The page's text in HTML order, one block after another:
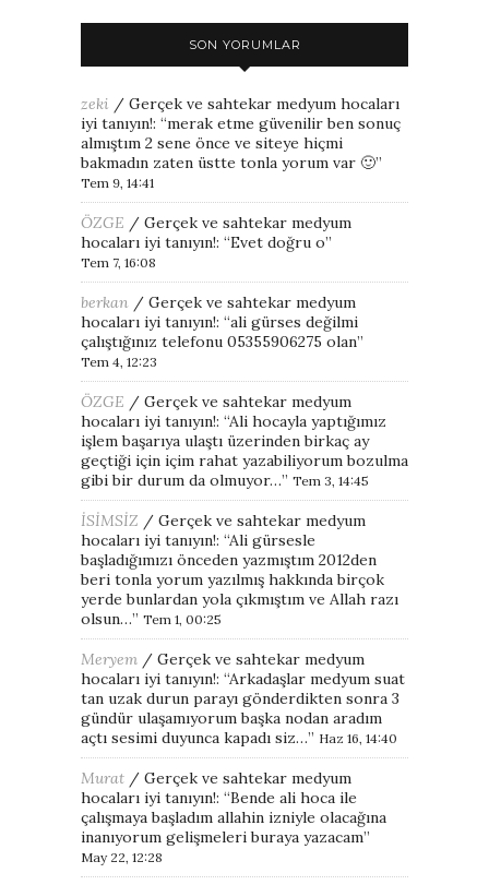
SON YORUMLAR
zeki / Gerçek ve sahtekar medyum hocaları
iyi tanıyın!: “merak etme güvenilir ben sonuç
almıştım 2 sene önce ve siteye hiçmi
bakmadın zaten üstte tonla yorum var 🙂”
Tem 9, 14:41
ÖZGE / Gerçek ve sahtekar medyum
hocaları iyi tanıyın!: “Evet doğru o”
Tem 7, 16:08
berkan / Gerçek ve sahtekar medyum
hocaları iyi tanıyın!: “ali gürses değilmi
çalıştığınız telefonu 05355906275 olan”
Tem 4, 12:23
ÖZGE / Gerçek ve sahtekar medyum
hocaları iyi tanıyın!: “Ali hocayla yaptığımız
işlem başarıya ulaştı üzerinden birkaç ay
geçtiği için içim rahat yazabiliyorum bozulma
gibi bir durum da olmuyor…” Tem 3, 14:45
İSİMSİZ / Gerçek ve sahtekar medyum
hocaları iyi tanıyın!: “Ali gürsesle
başladığımızı önceden yazmıştım 2012den
beri tonla yorum yazılmış hakkında birçok
yerde bunlardan yola çıkmıştım ve Allah razı
olsun…” Tem 1, 00:25
Meryem / Gerçek ve sahtekar medyum
hocaları iyi tanıyın!: “Arkadaşlar medyum suat
tan uzak durun parayı gönderdikten sonra 3
gündür ulaşamıyorum başka nodan aradım
açtı sesimi duyunca kapadı siz…” Haz 16, 14:40
Murat / Gerçek ve sahtekar medyum
hocaları iyi tanıyın!: “Bende ali hoca ile
çalışmaya başladım allahin izniyle olacağına
inanıyorum gelişmeleri buraya yazacam”
May 22, 12:28